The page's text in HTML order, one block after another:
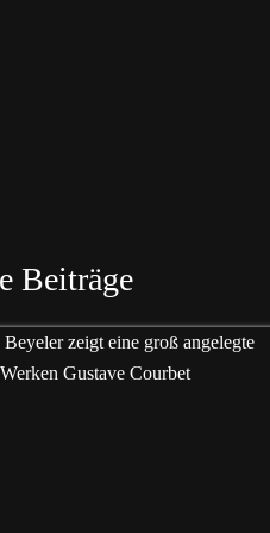
Beiträge